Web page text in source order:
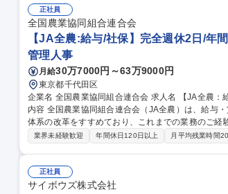
正社員
全国農業協同組合連合会
【JA全農:給与/社保】完全週休2日/年
管理人事
月給30万7000円～63万9000円
東京都千代田区
企業名 全国農業協同組合連合会 求人名 【JA全農：給与/社保】完全週休2日/年間休日124日/基本定時退社 仕事の
内容 全国農業協同組合連合会（JA全農）は、給与
体系の改革をすすめており、これまでの業務のご
ご経験・適性・希望をもとに、以下の中から担当
年間休日124日/基本定時退社
業界未経験歓迎 年間休日120日以上 月平均残業時間
正社員
サイボウズ株式会社